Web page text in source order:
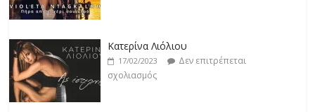
Κατερίνα Λιόλιου
17/02/2023
Δεν επιτρέπεται
σχολιασμός